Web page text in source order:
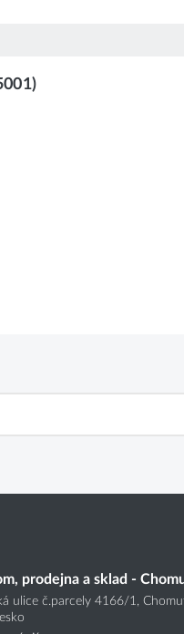
prodejna a sklad -
ulice č.parcely 4166/1,